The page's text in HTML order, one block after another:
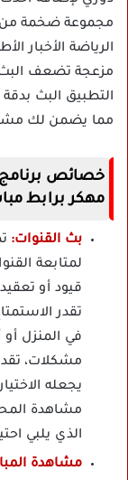
مجموعة ضخمة من
الرياضة الأخبار
مزعجة تضعف البث
مما يضمن لك
مهكر برابط
بث القنوات:
لمتابعة
قيود أو
تقدر
في المنزل
مشكلات،
يجعله
مشاهدة
الذي يلبي
مشاهدة